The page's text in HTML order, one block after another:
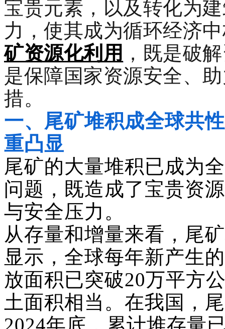
宝贵元素，以及转化为
力，使其成为循环经济
矿资源化利用 ，既是破
是保障国家资源安全、
措。
一、 尾矿堆积成全球共
重凸显
尾矿的大量堆积已成为
问题，既造成了宝贵资
与安全压力。
从存量和增量来看，尾
显示，全球每年新产生
放面积已突破20万平方
土面积相当。在我国，
2024年底，累计堆存量